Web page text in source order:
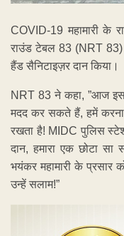
COVID-19 महामारी के
राउंड टेबल 83 (NRT
हैंड सैनिटाइज़र दान किया।
NRT 83 ने कहा, ”आज इस
मदद कर सकते हैं, हमें करना
रखता है! MIDC पुलिस
दान, हमारा एक छोटा
भयंकर महामारी के
उन्हें सलाम!”